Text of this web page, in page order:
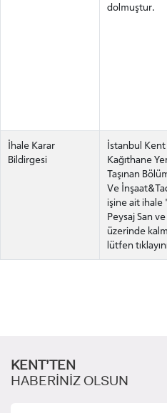
INTERNATIONAL
STUDENT
LİSANSÜSTÜ EĞİTİM
LİSANS ADAY ÖĞRENCİ
dolmuştur.
İhale Karar
Bildirgesi
İstanbul
Kağıthane
Taşınan
Ve
işine ait ihale
Peysaj San
üzerinde
lütfen
KENT’TEN
HABERİNİZ OLSUN